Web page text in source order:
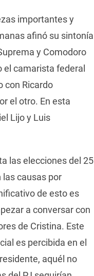
importantes y
afinó su sintonía
y Comodoro
el camarista federal
con Ricardo
el otro. En esta
Lijo y Luis
las elecciones del 25
las causas por
de esto es
a conversar con
de Cristina. Este
es percibida en el
aquél no